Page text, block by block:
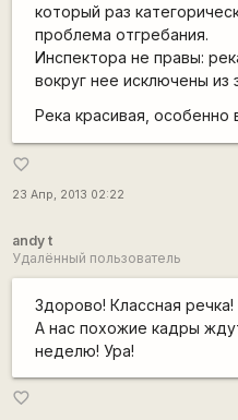
который раз
проблема отгребания.
Инспектора не правы:
вокруг нее исключены из
Река красивая, особенно
favorite_border
23 Апр, 2013 02:22
andy t
Удалённый пользователь
Здорово! Классная речка!
А нас похожие кадры
неделю! Ура!
favorite_border